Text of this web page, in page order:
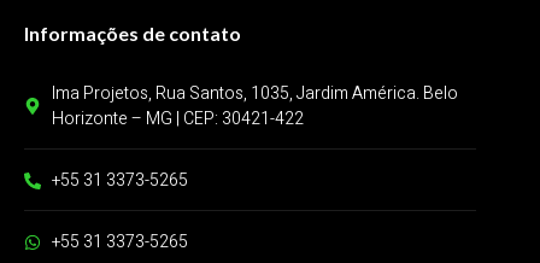
Informações de contato
Ima Projetos, Rua Santos, 1035, Jardim América. Belo
Horizonte – MG | CEP: 30421-422
+55 31 3373-5265
+55 31 3373-5265